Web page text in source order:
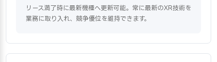
リース満了時に最新機種へ更新可能。常に最新のXR技術を
業務に取り入れ、競争優位を維持できます。